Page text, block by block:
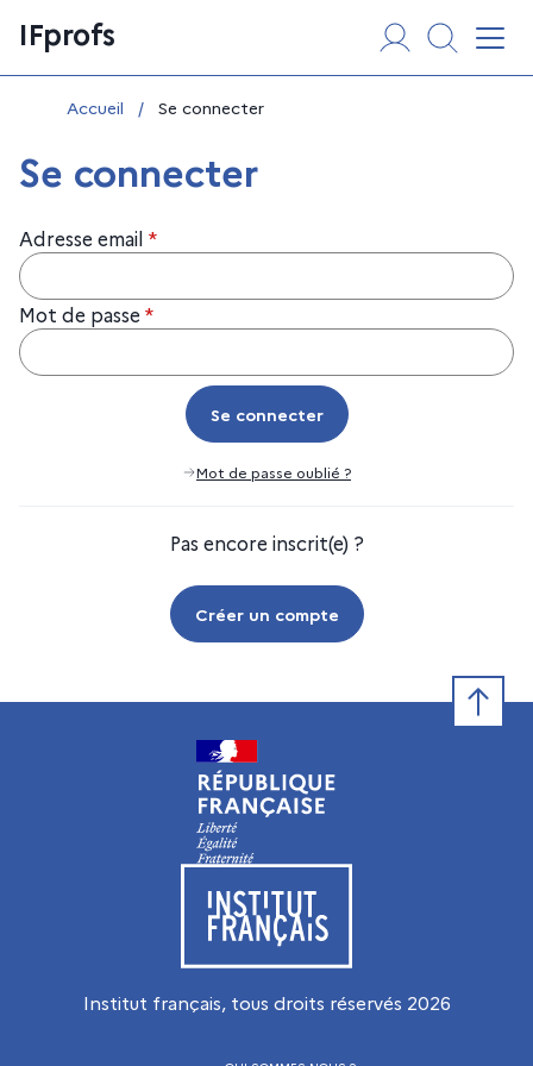
au
contenu
IFprofs
Vous êtes ici :
Accueil / Se connecter
Se connecter
Adresse email *
Mot de passe *
Se connecter
Se connecter
Mot de passe oublié ?
Pas encore inscrit(e) ?
Créer un compte
Visiter le site de l’Institut français
Institut français, tous droits réservés 2026